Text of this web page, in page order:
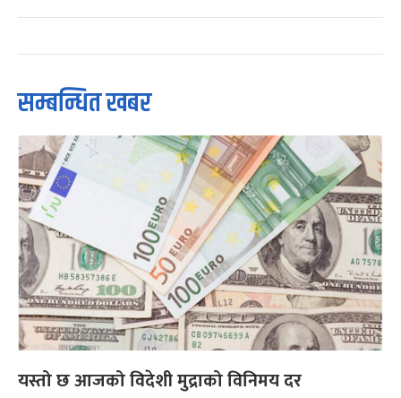
सम्बन्धित खबर
यस्तो छ आजको विदेशी मुद्राको विनिमय दर